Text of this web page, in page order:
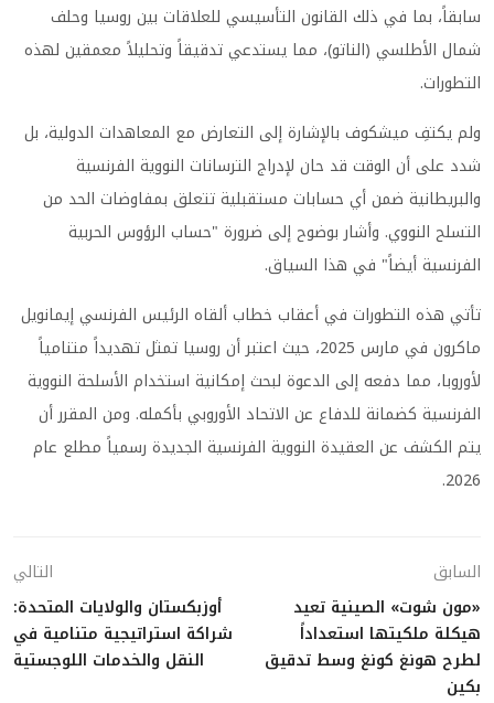
سابقاً، بما في ذلك القانون التأسيسي للعلاقات بين روسيا وحلف
شمال الأطلسي (الناتو)، مما يستدعي تدقيقاً وتحليلاً معمقين لهذه
التطورات.
ولم يكتفِ ميشكوف بالإشارة إلى التعارض مع المعاهدات الدولية، بل
شدد على أن الوقت قد حان لإدراج الترسانات النووية الفرنسية
والبريطانية ضمن أي حسابات مستقبلية تتعلق بمفاوضات الحد من
التسلح النووي. وأشار بوضوح إلى ضرورة "حساب الرؤوس الحربية
الفرنسية أيضاً" في هذا السياق.
تأتي هذه التطورات في أعقاب خطاب ألقاه الرئيس الفرنسي إيمانويل
ماكرون في مارس 2025، حيث اعتبر أن روسيا تمثل تهديداً متنامياً
لأوروبا، مما دفعه إلى الدعوة لبحث إمكانية استخدام الأسلحة النووية
الفرنسية كضمانة للدفاع عن الاتحاد الأوروبي بأكمله. ومن المقرر أن
يتم الكشف عن العقيدة النووية الفرنسية الجديدة رسمياً مطلع عام
2026.
السابق
«مون شوت» الصينية تعيد
هيكلة ملكيتها استعداداً
لطرح هونغ كونغ وسط تدقيق
بكين
التالي
أوزبكستان والولايات المتحدة:
شراكة استراتيجية متنامية في
النقل والخدمات اللوجستية